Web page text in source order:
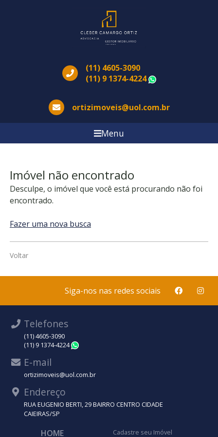
(11) 4605-3090
(11) 9 1374-4224
ortizimoveis@uol.com.br
Menu
Imóvel não encontrado
Desculpe, o imóvel que você está procurando não foi
encontrado.
Fazer uma nova busca
Voltar
Siga-nos nas redes sociais
Telefones
(11) 4605-3090
(11) 9 1374-4224
E-mail
ortizimoveis@uol.com.br
Endereço
RUA EUGENIO BERTI, 29 BAIRRO CENTRO CIDADE
CAIEIRAS/SP
HOME Cadastre seu Imóvel